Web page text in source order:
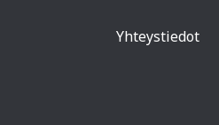
Yhteystiedot